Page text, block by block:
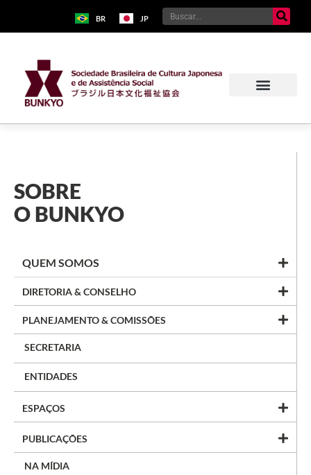
BR JP
SOBRE
O BUNKYO
QUEM SOMOS
DIRETORIA & CONSELHO
PLANEJAMENTO & COMISSÕES
SECRETARIA
ENTIDADES
ESPAÇOS
PUBLICAÇÕES
NA MÍDIA